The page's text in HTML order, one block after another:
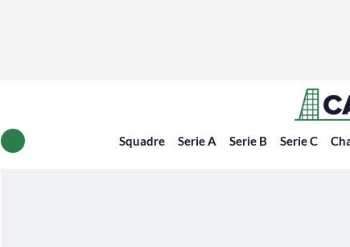
Squadre Serie A Serie B Serie C